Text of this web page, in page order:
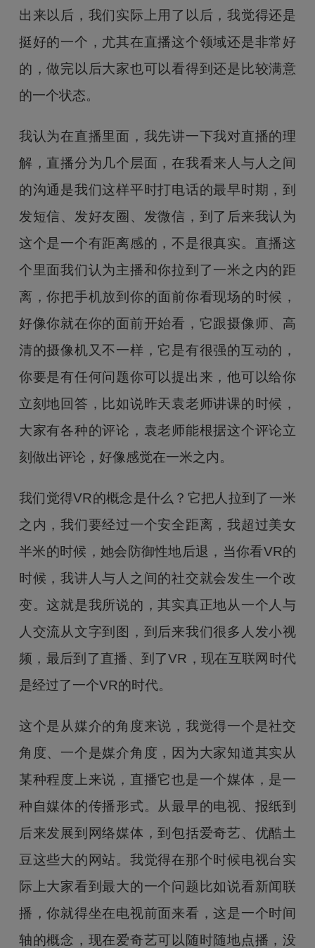
出来以后，我们实际上用了以后，我觉得还是
挺好的一个，尤其在直播这个领域还是非常好
的，做完以后大家也可以看得到还是比较满意
的一个状态。
我认为在直播里面，我先讲一下我对直播的理
解，直播分为几个层面，在我看来人与人之间
的沟通是我们这样平时打电话的最早时期，到
发短信、发好友圈、发微信，到了后来我认为
这个是一个有距离感的，不是很真实。直播这
个里面我们认为主播和你拉到了一米之内的距
离，你把手机放到你的面前你看现场的时候，
好像你就在你的面前开始看，它跟摄像师、高
清的摄像机又不一样，它是有很强的互动的，
你要是有任何问题你可以提出来，他可以给你
立刻地回答，比如说昨天袁老师讲课的时候，
大家有各种的评论，袁老师能根据这个评论立
刻做出评论，好像感觉在一米之内。
我们觉得VR的概念是什么？它把人拉到了一米
之内，我们要经过一个安全距离，我超过美女
半米的时候，她会防御性地后退，当你看VR的
时候，我讲人与人之间的社交就会发生一个改
变。这就是我所说的，其实真正地从一个人与
人交流从文字到图，到后来我们很多人发小视
频，最后到了直播、到了VR，现在互联网时代
是经过了一个VR的时代。
这个是从媒介的角度来说，我觉得一个是社交
角度、一个是媒介角度，因为大家知道其实从
某种程度上来说，直播它也是一个媒体，是一
种自媒体的传播形式。从最早的电视、报纸到
后来发展到网络媒体，到包括爱奇艺、优酷土
豆这些大的网站。我觉得在那个时候电视台实
际上大家看到最大的一个问题比如说看新闻联
播，你就得坐在电视前面来看，这是一个时间
轴的概念，现在爱奇艺可以随时随地点播，没